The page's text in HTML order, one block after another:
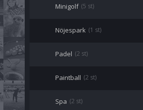
Minigolf (5 st)
Nöjespark (1 st)
Padel (2 st)
Paintball (2 st)
Spa (2 st)